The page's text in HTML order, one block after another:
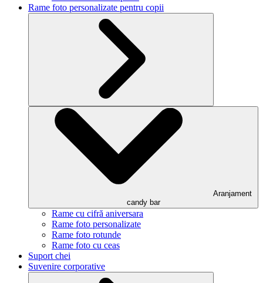
Rame foto personalizate pentru copii
Aranjament
candy bar
Rame cu cifră aniversara
Rame foto personalizate
Rame foto rotunde
Rame foto cu ceas
Suport chei
Suvenire corporative